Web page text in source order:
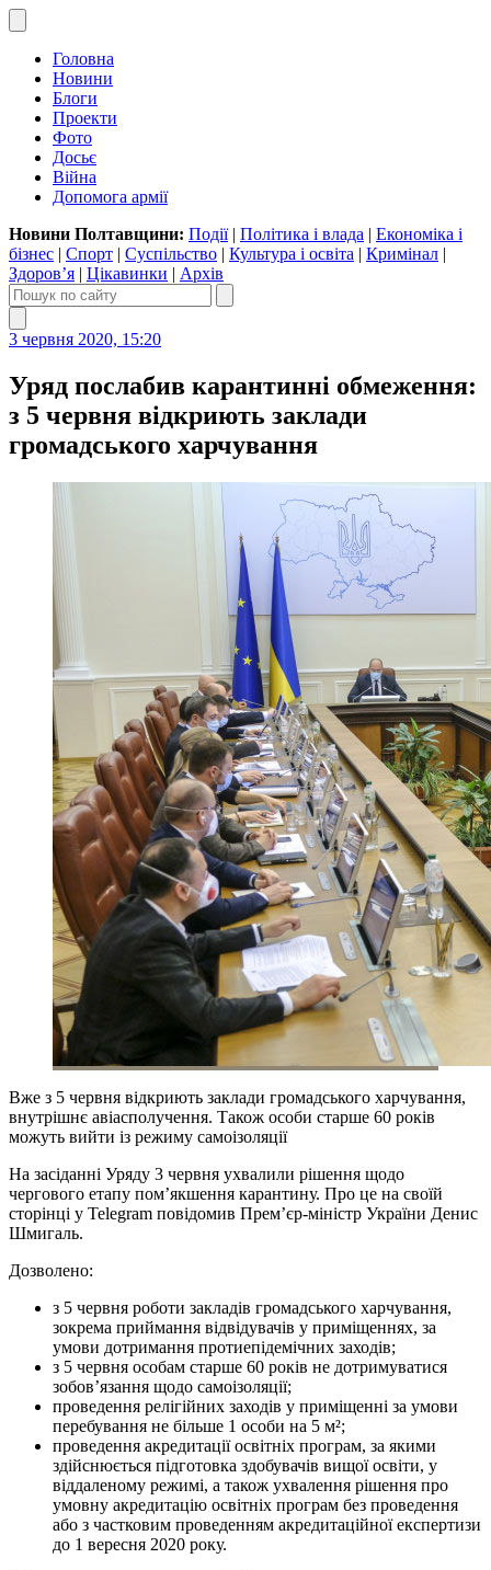
Головна
Новини
Блоги
Проекти
Фото
Досьє
Війна
Допомога армії
Новини Полтавщини: Події| Політика і влада | Економіка і
бізнес | Спорт | Суспільство | Культура і освіта | Кримінал |
Здоров’я | Цікавинки | Архів
3 червня 2020, 15:20
Уряд послабив карантинні обмеження:
з 5 червня відкриють заклади
громадського харчування
Вже з 5 червня відкриють заклади громадського харчування,
внутрішнє авіасполучення. Також особи старше 60 років
можуть вийти із режиму самоізоляції
На засіданні Уряду 3 червня ухвалили рішення щодо
чергового етапу пом’якшення карантину. Про це на своїй
сторінці у Telegram повідомив Прем’єр-міністр України Денис
Шмигаль.
Дозволено:
з 5 червня роботи закладів громадського харчування,
зокрема приймання відвідувачів у приміщеннях, за
умови дотримання протиепідемічних заходів;
з 5 червня особам старше 60 років не дотримуватися
зобов’язання щодо самоізоляції;
проведення релігійних заходів у приміщенні за умови
перебування не більше 1 особи на 5 м²;
проведення акредитації освітніх програм, за якими
здійснюється підготовка здобувачів вищої освіти, у
віддаленому режимі, а також ухвалення рішення про
умовну акредитацію освітніх програм без проведення
або з частковим проведенням акредитаційної експертизи
до 1 вересня 2020 року.